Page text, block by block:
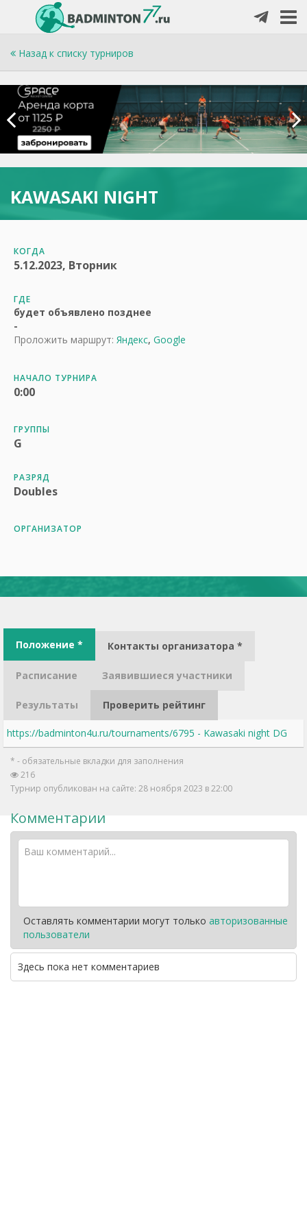
Назад к списку турниров
KAWASAKI NIGHT
КОГДА
5.12.2023, Вторник
ГДЕ
будет объявлено позднее
-
Проложить маршрут: Яндекс, Google
НАЧАЛО ТУРНИРА
0:00
ГРУППЫ
G
РАЗРЯД
Doubles
ОРГАНИЗАТОР
Положение * Контакты организатора *
Расписание Заявившиеся участники
Результаты Проверить рейтинг
https://badminton4u.ru/tournaments/6795 - Kawasaki night DG
* - обязательные вкладки для заполнения
216
Турнир опубликован на сайте: 28 ноября 2023 в 22:00
Комментарии
Оставлять комментарии могут только авторизованные
пользователи
Здесь пока нет комментариев